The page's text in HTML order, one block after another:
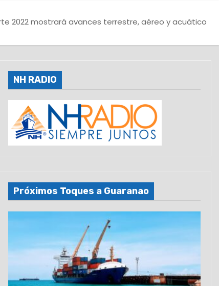
2022 mostrará avances terrestre, aéreo y acuático
NH RADIO
Próximos Toques a Guaranao